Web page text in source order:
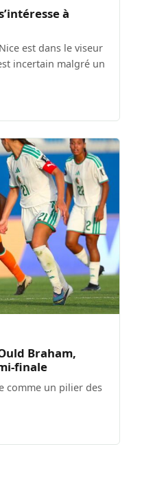
à
est dans le viseur
incertain malgré un
Braham,
finale
comme un pilier des